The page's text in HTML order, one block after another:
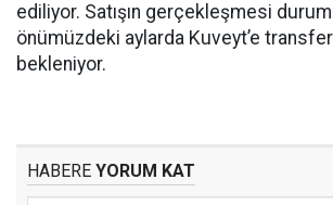
ediliyor. Satışın gerçekleşmesi
önümüzdeki aylarda Kuveyt’e
bekleniyor.
HABERE YORUM KAT